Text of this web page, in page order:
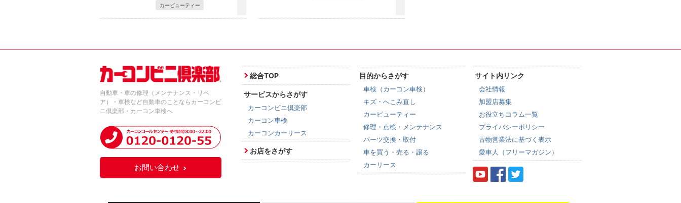
カービューティー
自動車・車の修理（メンテナンス・リペ
ア）・車検など自動車のことならカーコンビ
ニ倶楽部・カーコン車検へ
お問い合わせ
総合TOP
サービスからさがす
カーコンビニ倶楽部
カーコン車検
カーコンカーリース
お店をさがす
目的からさがす
車検（カーコン車検）
キズ・へこみ直し
カービューティー
修理・点検・メンテナンス
パーツ交換・取付
車を買う・売る・譲る
カーリース
サイト内リンク
会社情報
加盟店募集
お役立ちコラム一覧
プライバシーポリシー
古物営業法に基づく表示
愛車人（フリーマガジン）